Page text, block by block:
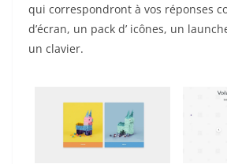
qui correspondront à vos réponses
d’écran, un pack d’ icônes, un
un clavier.